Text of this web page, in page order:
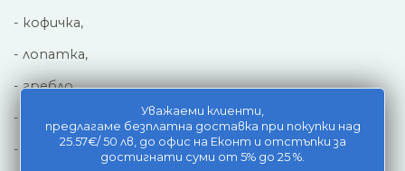
Уважаеми клиенти,
предлагаме безплатна доставка при покупки над
25.57€/ 50 лв, до офис на Еконт и отстъпки за
достигнати суми от 5% до 25 %.
- кофичка,
- лопатка,
- гребло,
- корабче,
- форма за пясък.